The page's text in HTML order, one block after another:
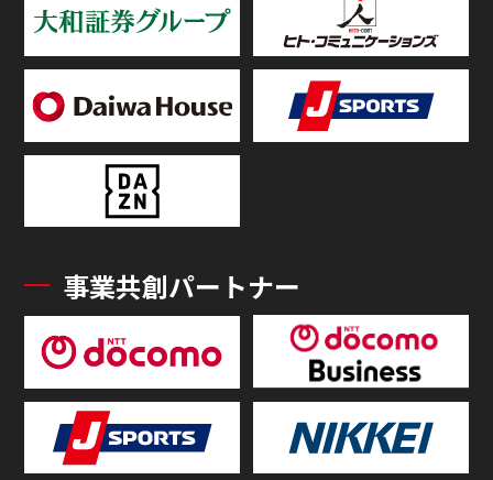
事業共創パートナー